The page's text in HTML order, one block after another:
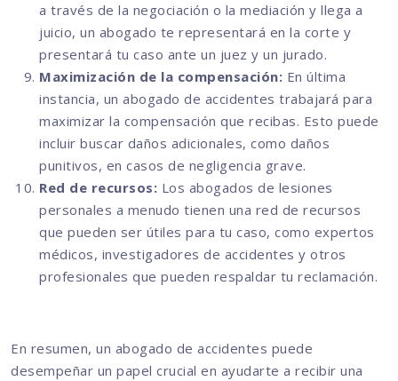
a través de la negociación o la mediación y llega a
juicio, un abogado te representará en la corte y
presentará tu caso ante un juez y un jurado.
Maximización de la compensación: En última
instancia, un abogado de accidentes trabajará para
maximizar la compensación que recibas. Esto puede
incluir buscar daños adicionales, como daños
punitivos, en casos de negligencia grave.
Red de recursos: Los abogados de lesiones
personales a menudo tienen una red de recursos
que pueden ser útiles para tu caso, como expertos
médicos, investigadores de accidentes y otros
profesionales que pueden respaldar tu reclamación.
En resumen, un abogado de accidentes puede
desempeñar un papel crucial en ayudarte a recibir una